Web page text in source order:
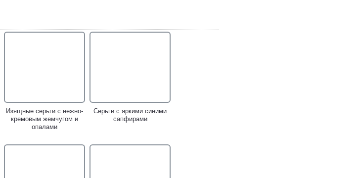
Изящные серьги с нежно-
кремовым жемчугом и
опалами
Серьги с яркими синими
сапфирами